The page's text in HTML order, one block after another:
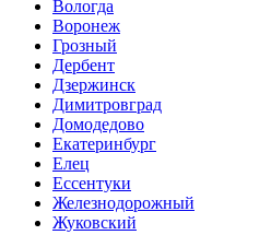
Вологда
Воронеж
Грозный
Дербент
Дзержинск
Димитровград
Домодедово
Екатеринбург
Елец
Ессентуки
Железнодорожный
Жуковский